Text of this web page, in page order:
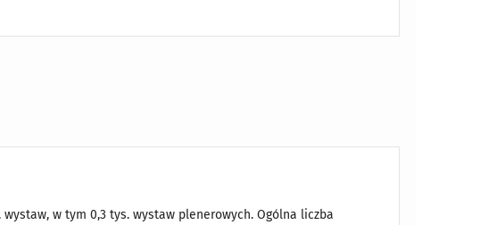
w tym 0,3 tys. wystaw plenerowych. Ogólna liczba